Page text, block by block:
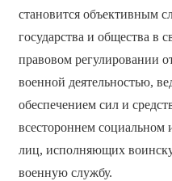
становится объективным
государства и общества в
правовом регулировании
военной деятельностью,
обеспечением сил и
всестороннем социальном
лиц, исполняющих
военную службу.